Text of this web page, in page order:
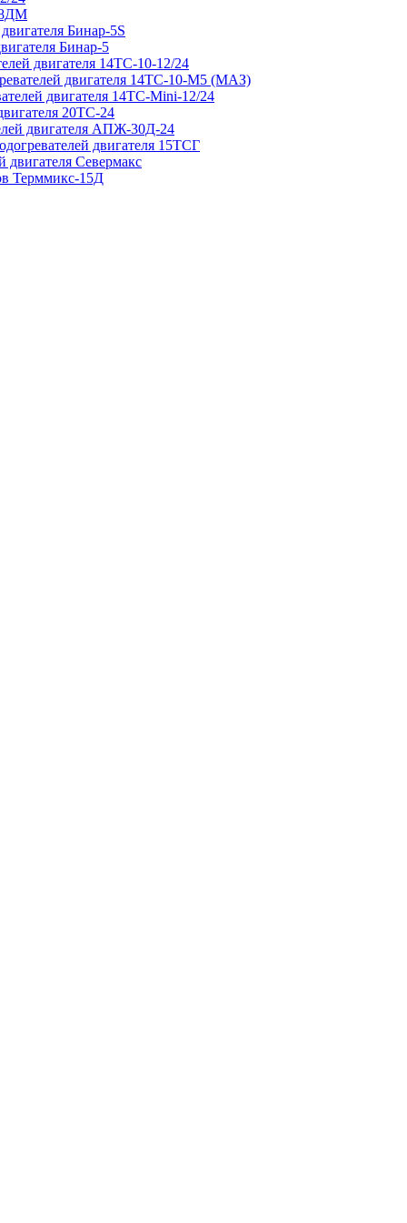
8ДМ
Бинар-5S
Бинар-5
двигателя 14ТС-10-12/24
двигателя 14ТС-10-М5 (МАЗ)
двигателя 14ТС-Mini-12/24
20ТС-24
двигателя АПЖ-30Д-24
двигателя 15ТСГ
двигателя Севермакс
Терммикс-15Д